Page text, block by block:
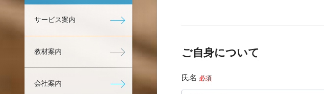
ご自身について
氏名 必須
サービス案内
教材案内
会社案内